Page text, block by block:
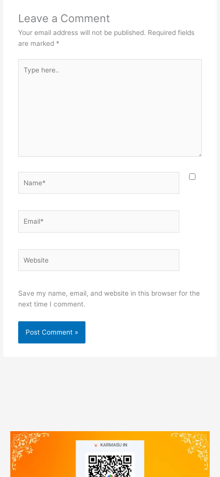
Leave a Comment
Your email address will not be published. Required fields
are marked *
here..
Save my name, email, and website in this browser for the
next time I comment.